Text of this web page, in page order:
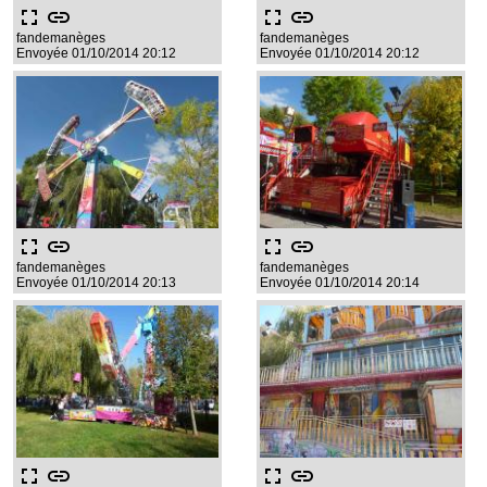
fullscreen link
fandemanèges
Envoyée 01/10/2014 20:12
fullscreen link
fandemanèges
Envoyée 01/10/2014 20:12
fullscreen link
fandemanèges
Envoyée 01/10/2014 20:13
fullscreen link
fandemanèges
Envoyée 01/10/2014 20:14
fullscreen link fullscreen link